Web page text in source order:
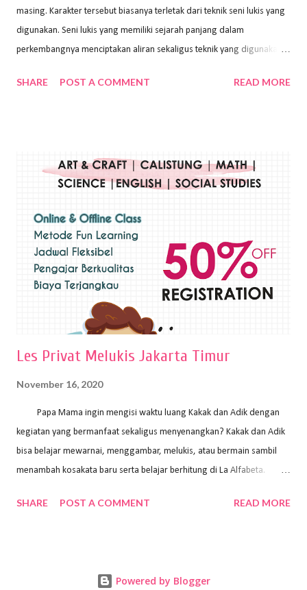
masing. Karakter tersebut biasanya terletak dari teknik seni lukis yang
digunakan. Seni lukis yang memiliki sejarah panjang dalam
perkembangnya menciptakan aliran sekaligus teknik yang digunakan.
Wayan Kun Adnyana, teknik yang berbeda tentunya akan
menggunakan bahan dasar cat air, cat akrilik, atau cat minyak dengan
sapuan warna cat yang tebal. Dengan memberikan sapuan warna
pelukis untuk menghasilkan lukisan yang mempesona dan tentunya
bernilai tinggi. Ciri teknik plakat Ciri-ciri teknik plakat, yaitu: Sapuan
warna yang kental dan tebal. Hasil lukisan menutupi seluruh bagian
medianya Mem...
SHARE POST A COMMENT READ MORE
Les Privat Melukis Jakarta Timur
November 16, 2020
Papa Mama ingin mengisi waktu luang Kakak dan Adik dengan
kegiatan yang bermanfaat sekaligus menyenangkan? Kakak dan Adik
bisa belajar mewarnai, menggambar, melukis, atau bermain sambil
menambah kosakata baru serta belajar berhitung di La Alfabeta.
kok untuk mengajar dengan metode yang fun, La Alfabeta
Alfabeta. ⁣⁣⁣⁣Ada pilihan online class maupun offline class lho! Cek
SHARE POST A COMMENT READ MORE
Powered by Blogger